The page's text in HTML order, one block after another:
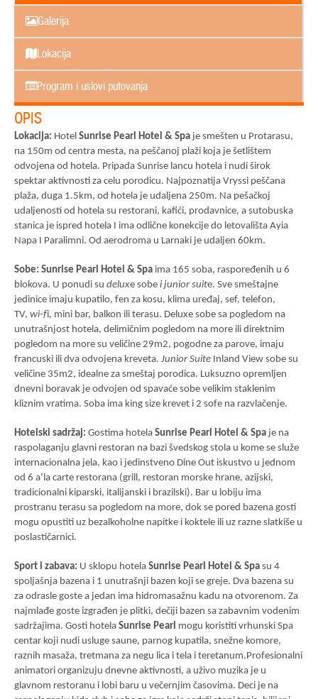
Galerija
Lokacija
Program i uslovi putovanja
OPIS
Lokacija: Hotel Sunrise Pearl Hotel & Spa je smešten u Protarasu,
na 150m od centra mesta, na peščanoj plaži koja je šetlištem
odvojena od hotela. Pripada Sunrise lancu hotela i nudi širok
spektar aktivnosti za celu porodicu. Najpoznatija Vryssi peščana
plaža, duga 1.5km, od hotela je udaljena 250m. Na pešačkoj
udaljenosti od hotela su restorani, kafići, prodavnice, a sutobuska
stanica je ispred hotela I ima odlične konekcije do letovališta Ayia
Napa I Paralimni. Od aerodroma u Larnaki je udaljen 60km.
Sobe: Sunrise Pearl Hotel & Spa ima 165 soba, raspoređenih u 6
blokova. U ponudi su deluxe sobe i junior suite. Sve smeštajne
jedinice imaju kupatilo, fen za kosu, klima uređaj, sef, telefon,
TV, wi-fi, mini bar, balkon ili terasu. Deluxe sobe sa pogledom na
unutrašnjost hotela, delimičnim pogledom na more ili direktnim
pogledom na more su veličine 29m2, pogodne za parove, imaju
francuski ili dva odvojena kreveta. Junior Suite Inland View sobe su
veličine 35m2, idealne za smeštaj porodica. Luksuzno opremljen
dnevni boravak je odvojen od spavaće sobe velikim staklenim
kliznim vratima. Soba ima king size krevet i 2 sofe na razvlačenje.
Hotelski sadržaj: Gostima hotela Sunrise Pearl Hotel & Spa je na
raspolaganju glavni restoran na bazi švedskog stola u kome se služe
internacionalna jela, kao i jedinstveno Dine Out iskustvo u jednom
od 6 a’la carte restorana (grill, restoran morske hrane, azijski,
tradicionalni kiparski, italijanski i brazilski). Bar u lobiju ima
prostranu terasu sa pogledom na more, dok se pored bazena gosti
mogu opustiti uz bezalkoholne napitke i koktele ili uz razne slatkiše u
poslastičarnici.
Sport i zabava: U sklopu hotela Sunrise Pearl Hotel & Spa su 4
spoljašnja bazena i 1 unutrašnji bazen koji se greje. Dva bazena su
za odrasle goste a jedan ima hidromasažnu kadu na otvorenom. Za
najmlađe goste izgrađen je plitki, dečiji bazen sa zabavnim vodenim
sadržajima. Gosti hotela Sunrise Pearl mogu koristiti vrhunski Spa
centar koji nudi usluge saune, parnog kupatila, snežne komore,
raznih masaža, tretmana za negu lica i tela i teretanum.Profesionalni
animatori organizuju dnevne aktivnosti, a uživo muzika je u
glavnom restoranu i lobi baru u večernjim časovima. Deci je na